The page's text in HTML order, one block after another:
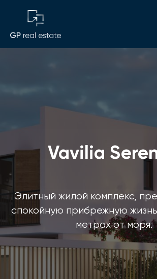
Vavilia
Элитный жилой комплекс,
спокойную прибрежную
метрах от моря.